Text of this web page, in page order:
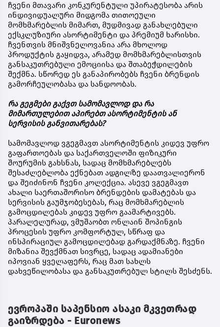
ჩვენი მთავარი კონკურენტული უპირატესობა არის
ინდივიდუალური მიდგომა თითოეული
მომხმარებლის მიმართ, მუდმივად განახლებული
ექსკლუზიური ასორტიმენტი და პრემიუმ ხარისხი.
ჩვენთვის მნიშვნელოვანია არა მხოლოდ
პროდუქტის გაყიდვა, არამედ მომხმარებლისთვის
განსაკუთრებული ემოციისა და შთაბეჭდილების
შექმნა. სწორედ ეს განაპირობებს ჩვენი ბრენდის
გამორჩეულობასა და სანდოობას.
რა გეგმები გაქვთ სამომავლოდ და რა
მიმართულებით აპირებთ ასორტიმენტის ან
სერვისის განვითარებას?
სამომავლოდ ვგეგმავთ ასორტიმენტის კიდევ უფრო
გაფართოებას და საქართველოში ფიზიკური
შოურუმის გახსნას, სადაც მომხმარებლებს
შესაძლებლობა ექნებათ ადგილზე დაათვალიერონ
და შეიძინონ ჩვენი კოლექცია. ასევე ვგეგმავთ
ახალი საერთაშორისო ბრენდების დამატებას და
სერვისის გაუმჯობესებას, რაც მომხმარებლის
გამოცდილებას კიდევ უფრო გაამარტივებს.
პარალელურად, ვმუშაობთ ონლაინ შოპინგის
პროცესის უფრო კომფორტულ, სწრაფ და
ინსპირაციულ გამოცდილებად გარდაქმნაზე. ჩვენი
მიზანია შევქმნათ სივრცე, სადაც ადამიანები
იპოვიან ყველაფერს, რაც მათ სახლს
დახვეწილობასა და განსაკუთრებულ სტილს შესძენს.
ევროპაში საპენსიო ასაკი მკვეთრად
გაიზრდება - Euronews